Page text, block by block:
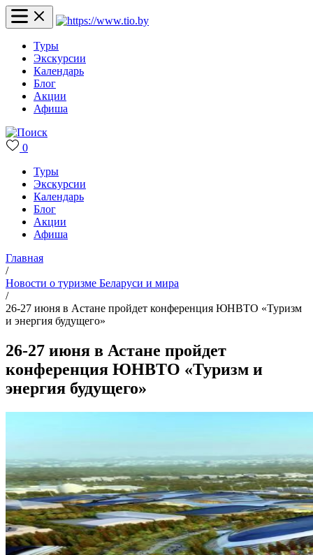
Туры
Экскурсии
Календарь
Блог
Акции
Афиша
0
Туры
Экскурсии
Календарь
Блог
Акции
Афиша
Главная
/
Новости о туризме Беларуси и мира
/
26-27 июня в Астане пройдет конференция ЮНВТО «Туризм
и энергия будущего»
26-27 июня в Астане пройдет
конференция ЮНВТО «Туризм и
энергия будущего»